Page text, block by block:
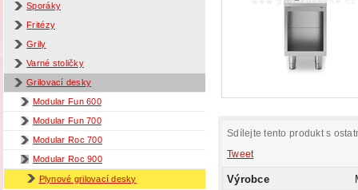
Sporáky
Fritézy
Grily
Varné stoličky
Grilovací desky
Modular Fun 600
Modular Fun 700
Modular Roc 700
Modular Roc 900
Plynové grilovací desky
Sdílejte tento produkt s
Tweet
Výrobce